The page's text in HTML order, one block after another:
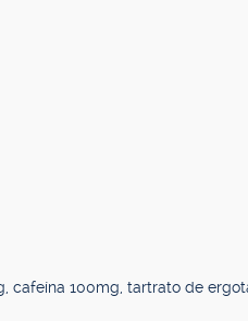
cafeína 100mg, tartrato de